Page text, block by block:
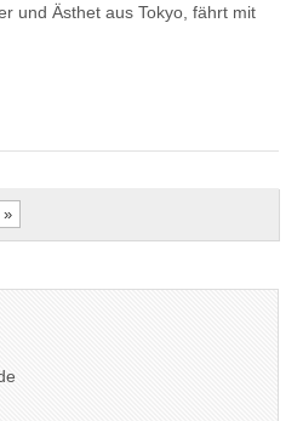
und Ästhet aus Tokyo, fährt mit
»